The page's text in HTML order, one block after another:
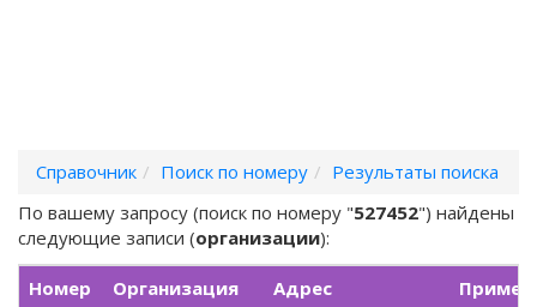
Справочник Поиск по номеру
Результаты поиска
По вашему запросу (поиск по номеру "527452") найдены
следующие записи (организации):
Номер Организация Адрес